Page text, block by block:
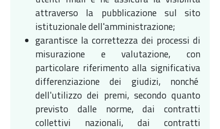
attraverso la pubblicazione sul sito
istituzionale dell'amministrazione;
garantisce la correttezza dei processi di
misurazione e valutazione, con
particolare riferimento alla significativa
differenziazione dei giudizi, nonché
dell'utilizzo dei premi, secondo quanto
previsto dalle norme, dai contratti
collettivi nazionali, dai contratti